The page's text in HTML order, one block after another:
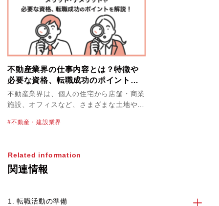
不動産業界の仕事内容とは？特徴や
必要な資格、転職成功のポイントを
解説！
不動産業界は、個人の住宅から店舗・商業
施設、オフィスなど、さまざまな土地や建
単価は高く、必然的に大きな案件を扱うこ
職で不動産業界を目指すにあたって、仕事
内容や必要なスキルを正しく知っておきた
て、業界の特徴や主な仕事内容、不動産業
不動産・建設業界
Related information
関連情報
1. 転職活動の準備